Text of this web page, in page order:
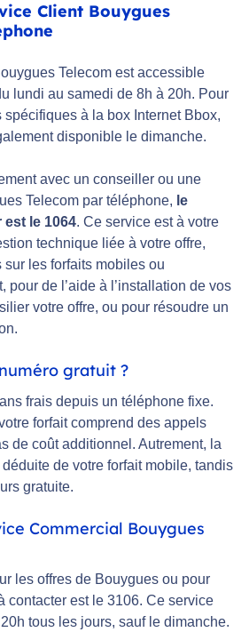
Client Bouygues
Telecom est accessible
lundi au samedi de 8h à 20h. Pour
spécifiques à la box Internet Bbox,
disponible le dimanche.
avec un conseiller ou une
Telecom par téléphone, le
le 1064. Ce service est à votre
technique liée à votre offre,
les forfaits mobiles ou
pour de l’aide à l’installation de vos
votre offre, ou pour résoudre un
gratuit ?
frais depuis un téléphone fixe.
forfait comprend des appels
de coût additionnel. Autrement, la
de votre forfait mobile, tandis
gratuite.
Commercial Bouygues
les offres de Bouygues ou pour
contacter est le 3106. Ce service
tous les jours, sauf le dimanche.